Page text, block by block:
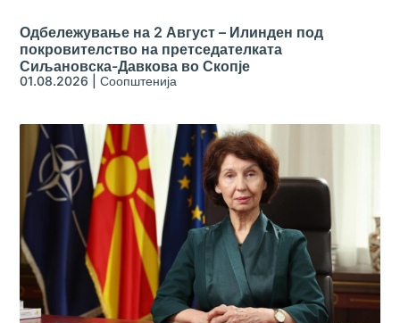
Одбележување на 2 Август – Илинден под
покровителство на претседателката
Сиљановска-Давкова во Скопје
01.08.2026 |Соопштенија